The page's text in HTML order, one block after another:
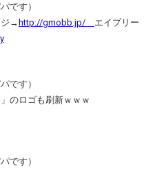
です）
ジ→ http://gmobb.jp/ エイプリー
です）
のロゴも刷新ｗｗｗ
です）